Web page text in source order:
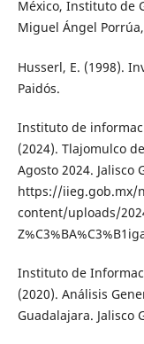
México, Instituto de
Miguel Ángel
Husserl, E. (1998).
Paidós.
Instituto de
(2024). Tlajomulco
Agosto 2024. Jalisco
https://iieg.gob.mx/
content/uploads/
Instituto de
(2020). Análisis
Guadalajara. Jalisco